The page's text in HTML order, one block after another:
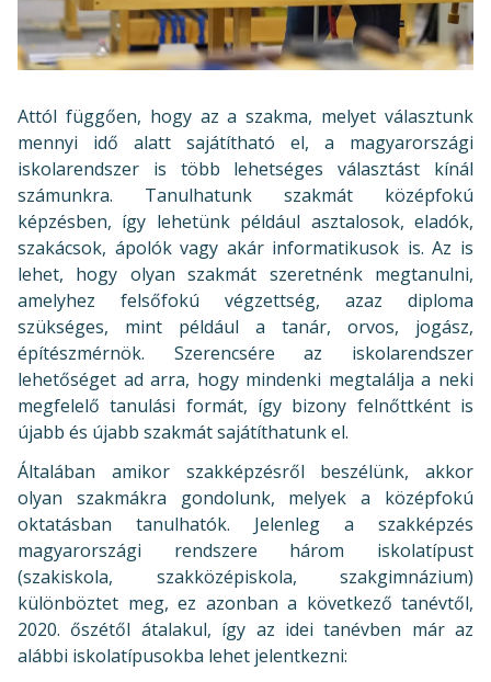
Attól függően, hogy az a szakma, melyet választunk
mennyi idő alatt sajátítható el, a magyarországi
iskolarendszer is több lehetséges választást kínál
számunkra. Tanulhatunk szakmát középfokú
képzésben, így lehetünk például asztalosok, eladók,
szakácsok, ápolók vagy akár informatikusok is. Az is
lehet, hogy olyan szakmát szeretnénk megtanulni,
amelyhez felsőfokú végzettség, azaz diploma
szükséges, mint például a tanár, orvos, jogász,
építészmérnök. Szerencsére az iskolarendszer
lehetőséget ad arra, hogy mindenki megtalálja a neki
megfelelő tanulási formát, így bizony felnőttként is
újabb és újabb szakmát sajátíthatunk el.
Általában amikor szakképzésről beszélünk, akkor
olyan szakmákra gondolunk, melyek a középfokú
oktatásban tanulhatók. Jelenleg a szakképzés
magyarországi rendszere három iskolatípust
(szakiskola, szakközépiskola, szakgimnázium)
különböztet meg, ez azonban a következő tanévtől,
2020. őszétől átalakul, így az idei tanévben már az
alábbi iskolatípusokba lehet jelentkezni: